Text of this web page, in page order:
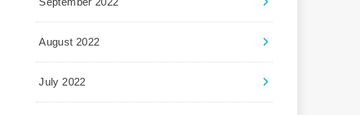
August 2022
July 2022